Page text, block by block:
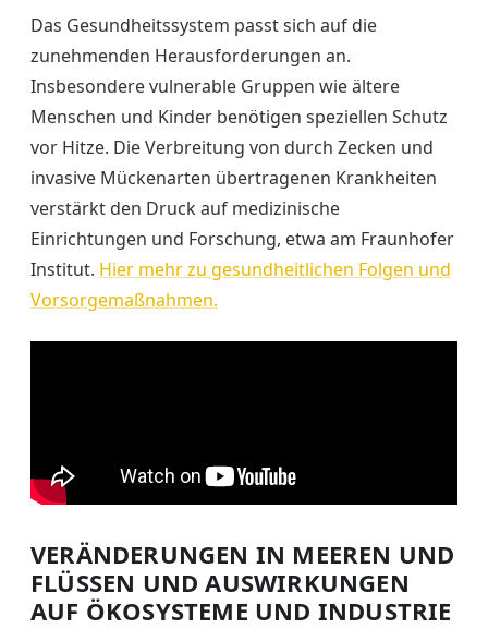
Das Gesundheitssystem passt sich auf die
zunehmenden Herausforderungen an.
Insbesondere vulnerable Gruppen wie ältere
Menschen und Kinder benötigen speziellen Schutz
vor Hitze. Die Verbreitung von durch Zecken und
invasive Mückenarten übertragenen Krankheiten
verstärkt den Druck auf medizinische
Einrichtungen und Forschung, etwa am Fraunhofer
Institut. Hier mehr zu gesundheitlichen Folgen und
Vorsorgemaßnahmen.
VERÄNDERUNGEN IN MEEREN UND
FLÜSSEN UND AUSWIRKUNGEN
AUF ÖKOSYSTEME UND INDUSTRIE